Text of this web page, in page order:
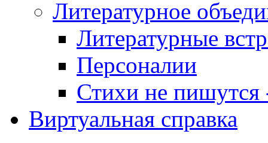
Литературное
Литературные
Персоналии
Стихи не пишутся
Виртуальная справка